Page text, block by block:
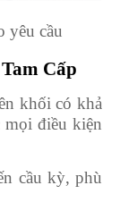
yêu cầu
Cấp
khối có khả
mọi điều kiện
cầu kỳ, phù